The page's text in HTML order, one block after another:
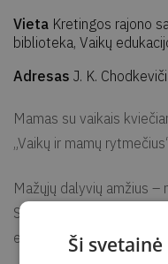
Vieta Kretingos rajono
biblioteka, Vaikų
Adresas J. K.
Mamas su vaikais
„Vaikų ir mamų
Mažųjų dalyvių amžius –
Susitikimai vyks
erdvėje nuo 10.15 val.
Ši